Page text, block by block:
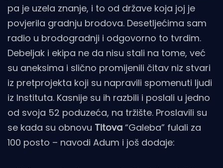
pa je uzela znanje, i to od države koja joj je
povjerila gradnju brodova. Desetljećima sam
radio u brodogradnji i odgovorno to tvrdim.
Debeljak i ekipa ne da nisu stali na tome, već
su aneksima i slično promijenili čitav niz stvari
iz pretprojekta koji su napravili spomenuti ljudi
iz Instituta. Kasnije su ih razbili i poslali u jedno
od svoja 52 poduzeća, na tržište. Proslavili su
se kada su obnovu Titova “Galeba” fulali za
100 posto – navodi Adum i još dodaje: